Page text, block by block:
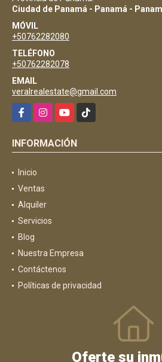
Ciudad de Panamá - Panamá -
MÓVIL
+50762282080
TELÉFONO
+50762282078
EMAIL
veralrealestate@gmail.com
FacebookInstagramYouTubeTikTok
INFORMACIÓN
Inicio
Ventas
Alquiler
Servicios
Blog
Nuestra Empresa
Contáctenos
Políticas de privacidad
Oferte su